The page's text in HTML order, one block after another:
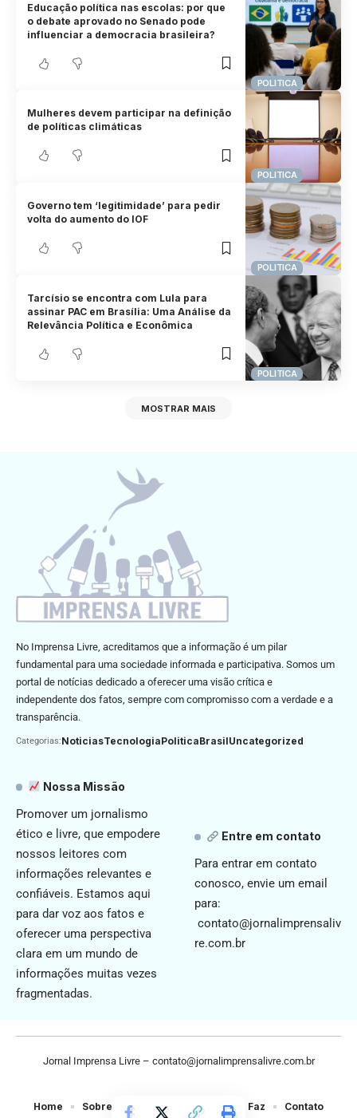
POLITICA
Educação política nas escolas: por que
o debate aprovado no Senado pode
influenciar a democracia brasileira?
POLITICA
Mulheres devem participar na definição
de políticas climáticas
POLITICA
Governo tem ‘legitimidade’ para pedir
volta do aumento do IOF
POLITICA
Tarcísio se encontra com Lula para
assinar PAC em Brasília: Uma Análise da
Relevância Política e Econômica
MOSTRAR MAIS
No Imprensa Livre, acreditamos que a informação é um pilar
fundamental para uma sociedade informada e participativa. Somos um
portal de notícias dedicado a oferecer uma visão crítica e
independente dos fatos, sempre com compromisso com a verdade e a
transparência.
Categorias:NoticiasTecnologiaPoliticaBrasilUncategorized
Nossa Missão
Promover um jornalismo
ético e livre, que empodere
nossos leitores com
informações relevantes e
confiáveis. Estamos aqui
para dar voz aos fatos e
oferecer uma perspectiva
clara em um mundo de
informações muitas vezes
fragmentadas.
Entre em contato
Para entrar em contato
conosco, envie um email
para:
contato@jornalimprensaliv
re.com.br
Jornal Imprensa Livre – contato@jornalimprensalivre.com.br
Home Sobre Nós Noticias Quem Faz Contato